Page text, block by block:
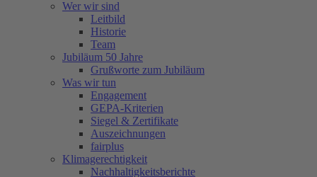
Wer wir sind
Leitbild
Historie
Team
Jubiläum 50 Jahre
Grußworte zum Jubiläum
Was wir tun
Engagement
GEPA-Kriterien
Siegel & Zertifikate
Auszeichnungen
fairplus
Klimagerechtigkeit
Nachhaltigkeitsberichte